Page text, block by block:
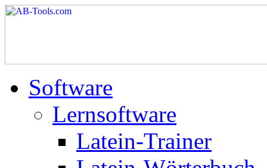
Software
Lernsoftware
Latein-Trainer